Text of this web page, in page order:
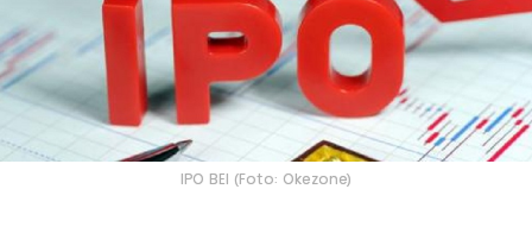
IPO BEI (Foto: Okezone)